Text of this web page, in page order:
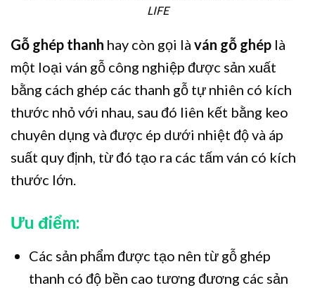
LIFE
Gỗ ghép thanh hay còn gọi là ván gỗ ghép là
một loại ván gỗ công nghiệp được sản xuất
bằng cách ghép các thanh gỗ tự nhiên có kích
thước nhỏ với nhau, sau đó liên kết bằng keo
chuyên dụng và được ép dưới nhiệt độ và áp
suất quy định, từ đó tạo ra các tấm ván có kích
thước lớn.
Ưu điểm:
Các sản phẩm được tạo nên từ gỗ ghép
thanh có độ bền cao tương đương các sản